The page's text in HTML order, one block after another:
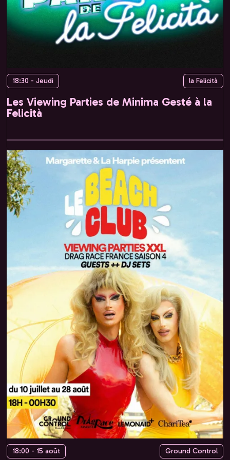
18:30 - Jeudi la Felicità
Les Viewing Parties de Minima Gesté à la
Felicità
18:00 - 15 août Ground Control